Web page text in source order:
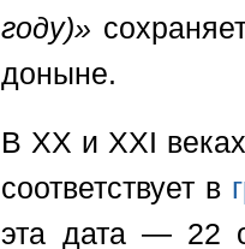
году)»
доныне.
В XX и XXI
соответствует в
эта дата — 22